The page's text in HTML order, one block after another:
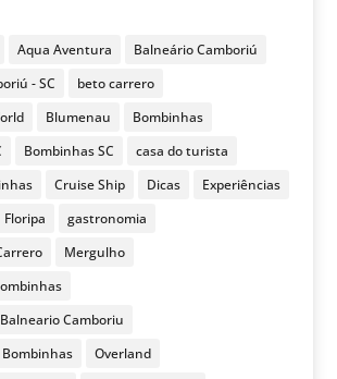
Aqua Aventura
Balneário Camboriú
- SC
beto carrero
Blumenau
Bombinhas
Bombinhas SC
casa do turista
Cruise Ship Dicas
Experiências
Floripa
gastronomia
Mergulho
Camboriu
Overland